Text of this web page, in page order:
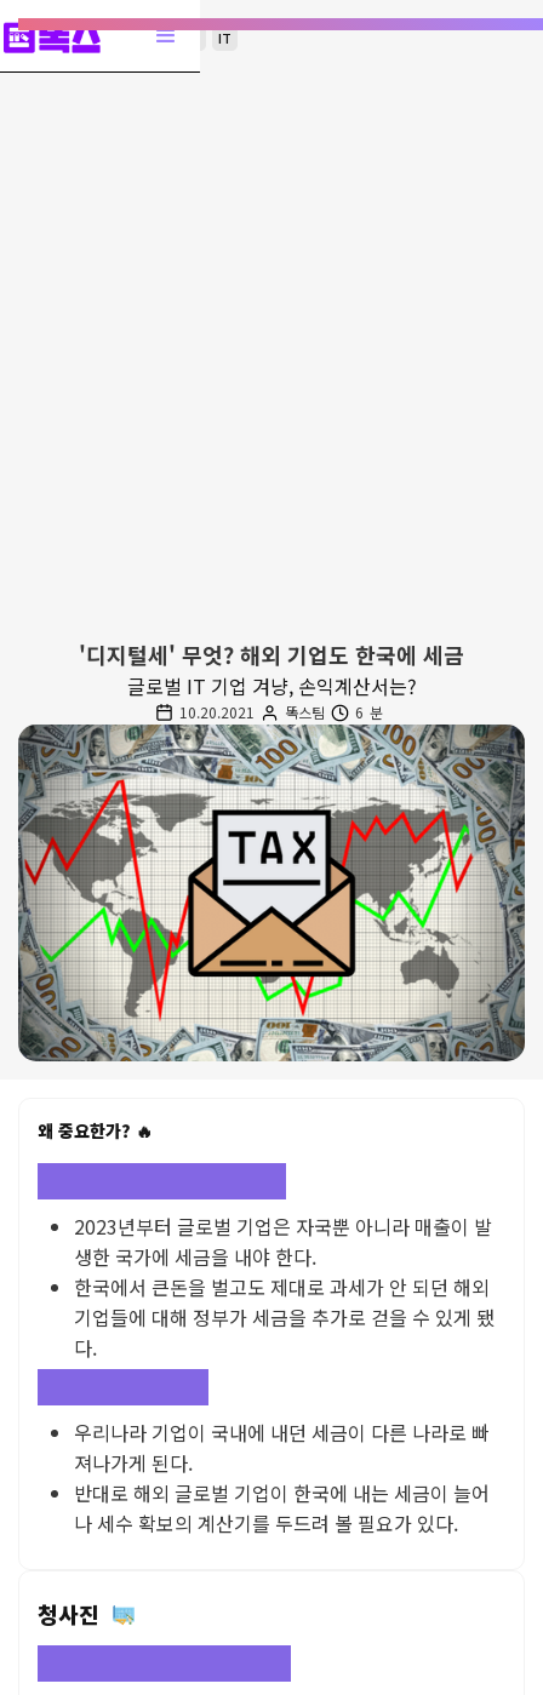
디지털세 산업 세금 IT
'디지털세' 무엇? 해외 기업도 한국에 세금
글로벌 IT 기업 겨냥, 손익계산서는?
10.20.2021 똑스팀 6 분
왜 중요한가? 🔥
2023년부터 글로벌 기업은 자국뿐 아니라 매출이 발
생한 국가에 세금을 내야 한다.
한국에서 큰돈을 벌고도 제대로 과세가 안 되던 해외
기업들에 대해 정부가 세금을 추가로 걷을 수 있게 됐
다.
우리나라 기업이 국내에 내던 세금이 다른 나라로 빠
져나가게 된다.
반대로 해외 글로벌 기업이 한국에 내는 세금이 늘어
나 세수 확보의 계산기를 두드려 볼 필요가 있다.
청사진